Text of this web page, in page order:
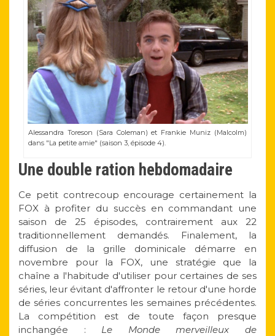
Alessandra Toreson (Sara Coleman) et Frankie Muniz (Malcolm)
dans "La petite amie" (saison 3, épisode 4).
Une double ration hebdomadaire
Ce petit contrecoup encourage certainement la
FOX à profiter du succès en commandant une
saison de 25 épisodes, contrairement aux 22
traditionnellement demandés. Finalement, la
diffusion de la grille dominicale démarre en
novembre pour la FOX, une stratégie que la
chaîne a l'habitude d'utiliser pour certaines de ses
séries, leur évitant d'affronter le retour d'une horde
de séries concurrentes les semaines précédentes.
La compétition est de toute façon presque
inchangée : Le Monde merveilleux de